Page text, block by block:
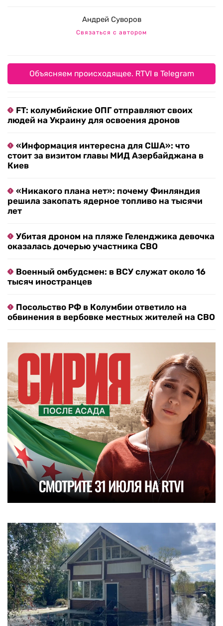
Андрей Суворов
Связаться с автором
Объясняем происходящее. RTVI в Telegram
FT: колумбийские ОПГ отправляют своих
людей на Украину для освоения дронов
«Информация интересна для США»: что
стоит за визитом главы МИД Азербайджана в
Киев
«Никакого плана нет»: почему Финляндия
решила закопать ядерное топливо на тысячи
лет
Убитая дроном на пляже Геленджика девочка
оказалась дочерью участника СВО
Военный омбудсмен: в ВСУ служат около 16
тысяч иностранцев
Посольство РФ в Колумбии ответило на
обвинения в вербовке местных жителей на СВО